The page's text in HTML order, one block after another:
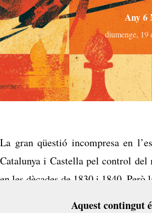
Any 6
diumenge, 19
La gran qüestió incompresa en
Catalunya i Castella pel control del
en les dècades de 1830 i 1840 . Però
Aquest contingut